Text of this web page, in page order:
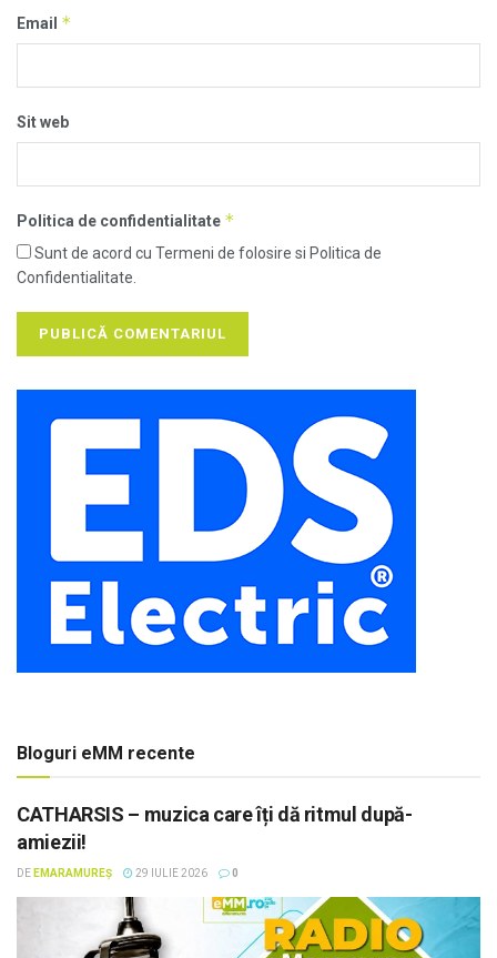
Email *
Sit web
Politica de confidentialitate *
Sunt de acord cu Termeni de folosire si Politica de
Confidentialitate.
Bloguri eMM recente
CATHARSIS – muzica care îți dă ritmul după-
amiezii!
DE EMARAMUREȘ 29 IULIE 2026 0